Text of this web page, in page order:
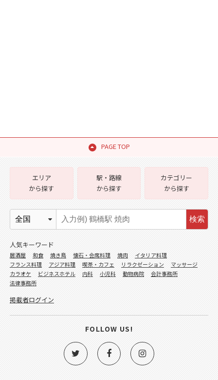
PAGE TOP
エリア
から探す
駅・路線
から探す
カテゴリー
から探す
検索
人気キーワード
居酒屋 和食 焼き鳥 懐石・会席料理 焼肉
イタリア料理
フランス料理
アジア料理 喫茶・カフェ リラクゼーション
マッサージ
カラオケ
ビジネスホテル 内科 小児科 動物病院
会計事務所
法律事務所
掲載者ログイン
FOLLOW US!